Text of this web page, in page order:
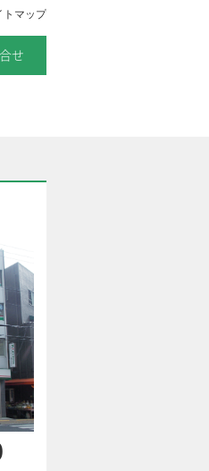
トマップ
せ